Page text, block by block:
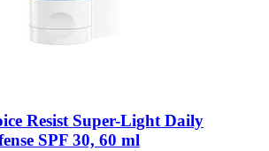
Resist Super-​Light Daily
SPF 30, 60 ml